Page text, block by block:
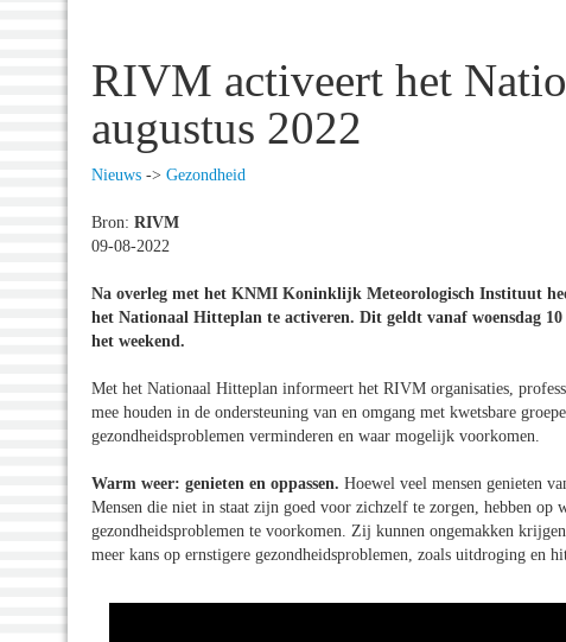
RIVM activeert het
augustus 2022
Nieuws -> Gezondheid
Bron: RIVM
09-08-2022
Na overleg met het KNMI Koninklijk Meteorologisch Instituut
het Nationaal Hitteplan te activeren. Dit geldt vanaf woensdag
het weekend.
Met het Nationaal Hitteplan informeert het RIVM organisaties,
mee houden in de ondersteuning van en omgang met kwetsbare
gezondheidsproblemen verminderen en waar mogelijk voorkomen.
Warm weer: genieten en oppassen. Hoewel veel mensen genieten
Mensen die niet in staat zijn goed voor zichzelf te zorgen, hebben op
gezondheidsproblemen te voorkomen. Zij kunnen ongemakken
meer kans op ernstigere gezondheidsproblemen, zoals uitdroging en